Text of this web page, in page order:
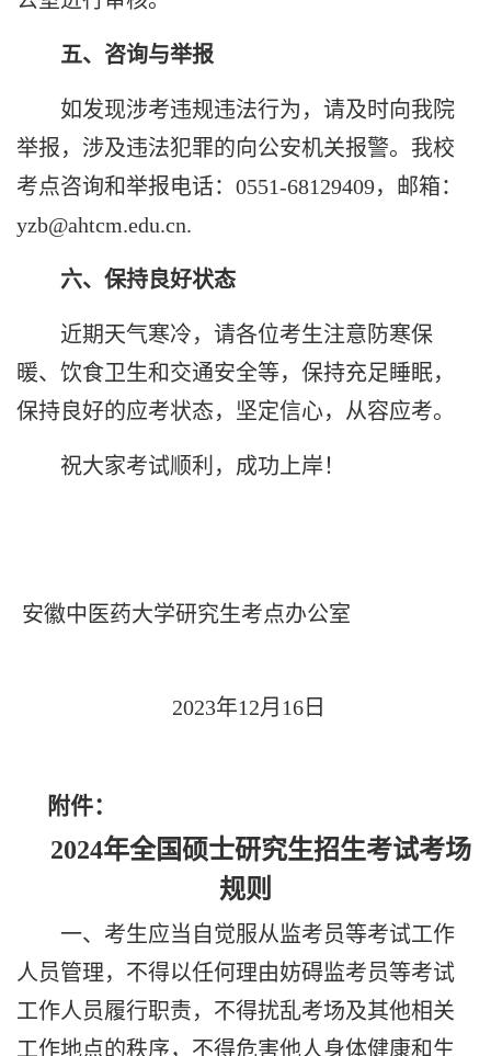
五、咨询与举报
如发现涉考违规违法行为，请及时向我院
举报，涉及违法犯罪的向公安机关报警。我校
考点咨询和举报电话： 0551-68129409，邮箱：
yzb@ahtcm.edu.cn.
六、保持良好状态
近期天气寒冷，请各位考生注意防寒保
暖、饮食卫生和交通安全等，保持充足睡眠，
保持良好的应考状态，坚定信心，从容应考。
祝大家考试顺利，成功上岸！
安徽中医药大学研究生考点办公室
2023年12月 16日
附件：
2024年全国硕士研究生招生考试考场
规则
一、考生应当自觉服从监考员等考试工作
人员管理，不得以任何理由妨碍监考员等考试
工作人员履行职责，不得扰乱考场及其他相关
工作地点的秩序，不得危害他人身体健康和生